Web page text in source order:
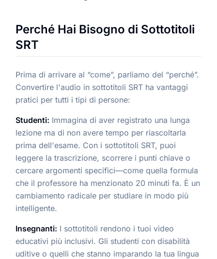
Perché Hai Bisogno di Sottotitoli
SRT
Prima di arrivare al “come”, parliamo del “perché”.
Convertire l'audio in sottotitoli SRT ha vantaggi
pratici per tutti i tipi di persone:
Studenti: Immagina di aver registrato una lunga
lezione ma di non avere tempo per riascoltarla
prima dell'esame. Con i sottotitoli SRT, puoi
leggere la trascrizione, scorrere i punti chiave o
cercare argomenti specifici—come quella formula
che il professore ha menzionato 20 minuti fa. È un
cambiamento radicale per studiare in modo più
intelligente.
Insegnanti: I sottotitoli rendono i tuoi video
educativi più inclusivi. Gli studenti con disabilità
uditive o quelli che stanno imparando la tua lingua